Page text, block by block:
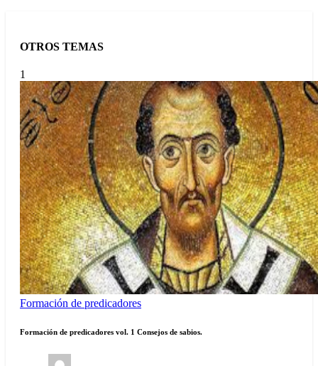
OTROS TEMAS
1
Formación de predicadores
Formación de predicadores vol. 1 Consejos de sabios.